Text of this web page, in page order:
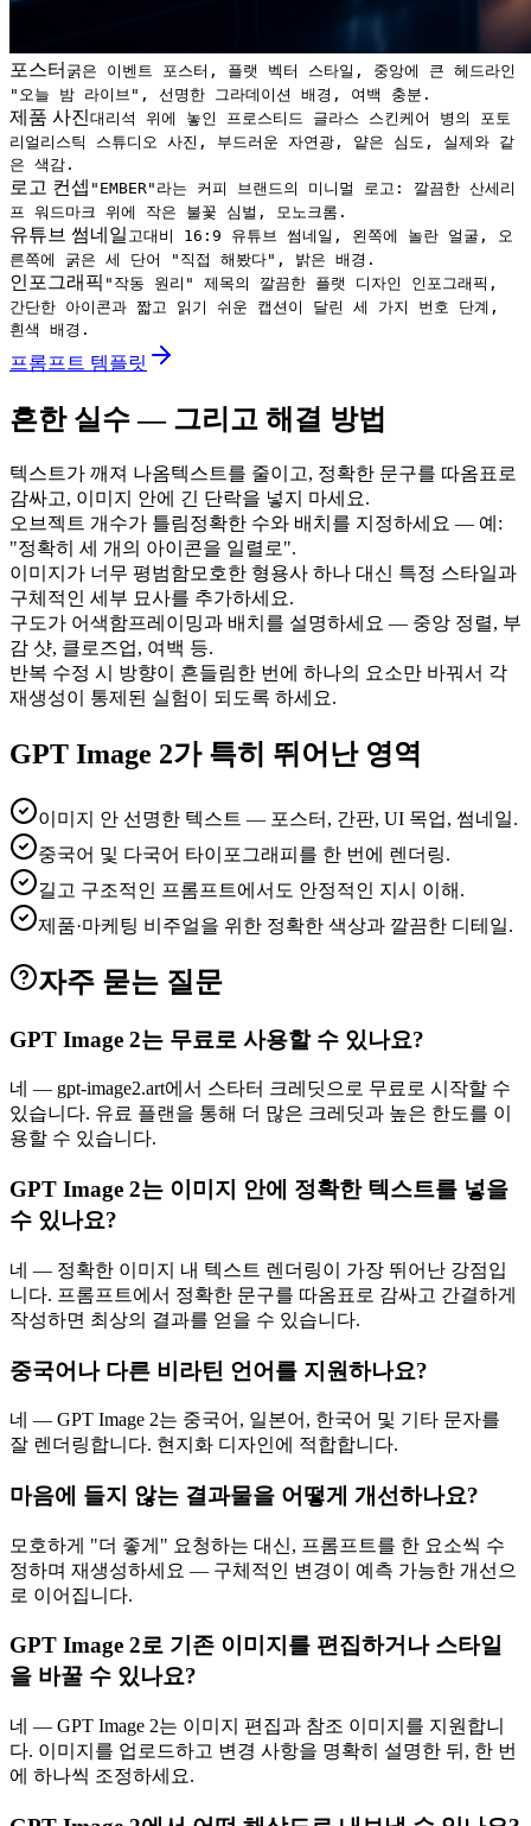
포스터 굵은 이벤트 포스터, 플랫 벡터 스타일, 중앙에 큰 헤드라인
"오늘 밤 라이브", 선명한 그라데이션 배경, 여백 충분.
제품 사진대리석 위에 놓인 프로스티드 글라스 스킨케어 병의 포토
리얼리스틱 스튜디오 사진, 부드러운 자연광, 얕은 심도, 실제와 같
은 색감.
로고 컨셉 "EMBER"라는 커피 브랜드의 미니멀 로고: 깔끔한 산세리
프 워드마크 위에 작은 불꽃 심벌, 모노크롬.
유튜브 썸네일 고대비 16:9 유튜브 썸네일, 왼쪽에 놀란 얼굴, 오
른쪽에 굵은 세 단어 "직접 해봤다", 밝은 배경.
인포그래픽 "작동 원리" 제목의 깔끔한 플랫 디자인 인포그래픽,
간단한 아이콘과 짧고 읽기 쉬운 캡션이 달린 세 가지 번호 단계,
흰색 배경.
프롬프트 템플릿
흔한 실수 — 그리고 해결 방법
텍스트가 깨져 나옴텍스트를 줄이고, 정확한 문구를 따옴표로
감싸고, 이미지 안에 긴 단락을 넣지 마세요.
오브젝트 개수가 틀림정확한 수와 배치를 지정하세요 — 예:
"정확히 세 개의 아이콘을 일렬로".
이미지가 너무 평범함모호한 형용사 하나 대신 특정 스타일과
구체적인 세부 묘사를 추가하세요.
구도가 어색함프레이밍과 배치를 설명하세요 — 중앙 정렬, 부
감 샷, 클로즈업, 여백 등.
반복 수정 시 방향이 흔들림한 번에 하나의 요소만 바꿔서 각
재생성이 통제된 실험이 되도록 하세요.
GPT Image 2가 특히 뛰어난 영역
이미지 안 선명한 텍스트 — 포스터, 간판, UI 목업, 썸네일.
중국어 및 다국어 타이포그래피를 한 번에 렌더링.
길고 구조적인 프롬프트에서도 안정적인 지시 이해.
제품·마케팅 비주얼을 위한 정확한 색상과 깔끔한 디테일.
자주 묻는 질문
GPT Image 2는 무료로 사용할 수 있나요?
네 — gpt-image2.art에서 스타터 크레딧으로 무료로 시작할 수
있습니다. 유료 플랜을 통해 더 많은 크레딧과 높은 한도를 이
용할 수 있습니다.
GPT Image 2는 이미지 안에 정확한 텍스트를 넣을
수 있나요?
네 — 정확한 이미지 내 텍스트 렌더링이 가장 뛰어난 강점입
니다. 프롬프트에서 정확한 문구를 따옴표로 감싸고 간결하게
작성하면 최상의 결과를 얻을 수 있습니다.
중국어나 다른 비라틴 언어를 지원하나요?
네 — GPT Image 2는 중국어, 일본어, 한국어 및 기타 문자를
잘 렌더링합니다. 현지화 디자인에 적합합니다.
마음에 들지 않는 결과물을 어떻게 개선하나요?
모호하게 "더 좋게" 요청하는 대신, 프롬프트를 한 요소씩 수
정하며 재생성하세요 — 구체적인 변경이 예측 가능한 개선으
로 이어집니다.
GPT Image 2로 기존 이미지를 편집하거나 스타일
을 바꿀 수 있나요?
네 — GPT Image 2는 이미지 편집과 참조 이미지를 지원합니
다. 이미지를 업로드하고 변경 사항을 명확히 설명한 뒤, 한 번
에 하나씩 조정하세요.